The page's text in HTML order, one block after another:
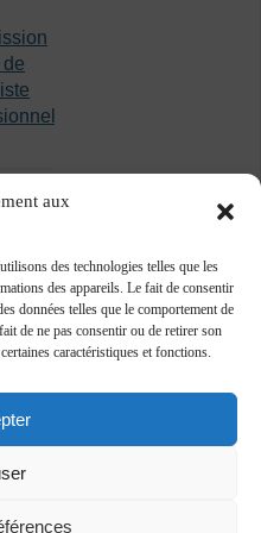
aux
des technologies telles que les
des appareils. Le fait de consentir
données telles que le comportement de
de ne pas consentir ou de retirer son
caractéristiques et fonctions.
de